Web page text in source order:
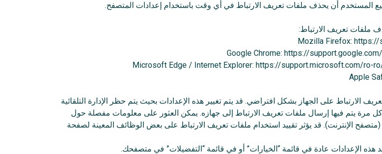
المستخدم أن يحذف ملفات تعريف الارتباط في أي وقت باستخدام إعدادات المتصفح.
ملفات تعريف الارتباط:
على الجهاز بشكل افتراضي. قد يتم تغيير هذه الإعدادات بحيث يتم حظر الإدارة التلقائية
مرة يتم فيها إرسال ملفات تعريف الارتباط إلى جهازه. يمكن العثور على معلومات مفصلة حول
الإنترنت). قد يؤثر تقييد استخدام ملفات تعريف الارتباط على بعض الوظائف المعينة لصفحة
الإعدادات عادة في قائمة “الخيارات” أو في قائمة “التفضيلات” في متصفحك.